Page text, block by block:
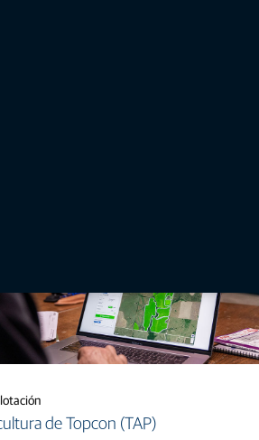
de Topcon (TAP)